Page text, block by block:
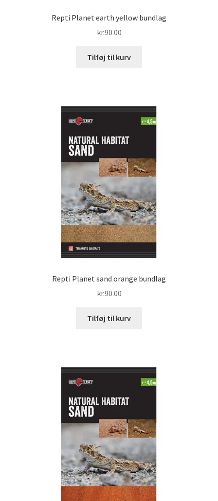
Repti Planet earth yellow bundlag
kr.90.00
Tilføj til kurv
Repti Planet sand orange bundlag
kr.90.00
Tilføj til kurv